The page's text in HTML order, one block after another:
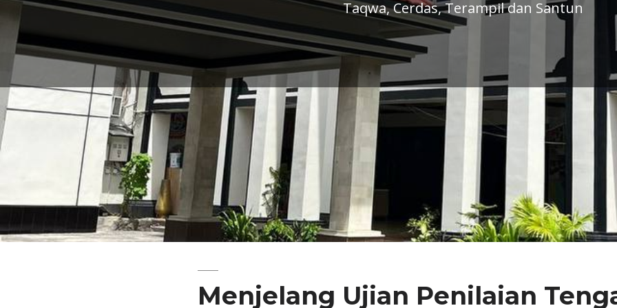
Menjelang Ujian Penilaian